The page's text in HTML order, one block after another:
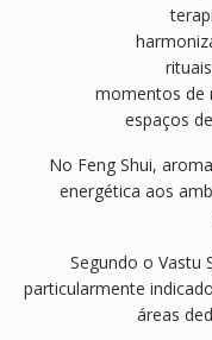
momentos de
espaços
No Feng Shui,
energética aos
Segundo o Vastu
particularmente
áreas